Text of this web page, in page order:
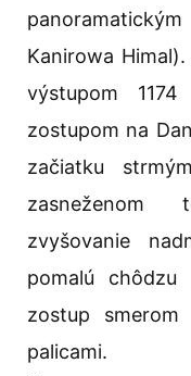
Kanirowa
výstupom
zostupom na
začiatku
zasneženom
zvyšovanie
pomalú
zostup
palicami.